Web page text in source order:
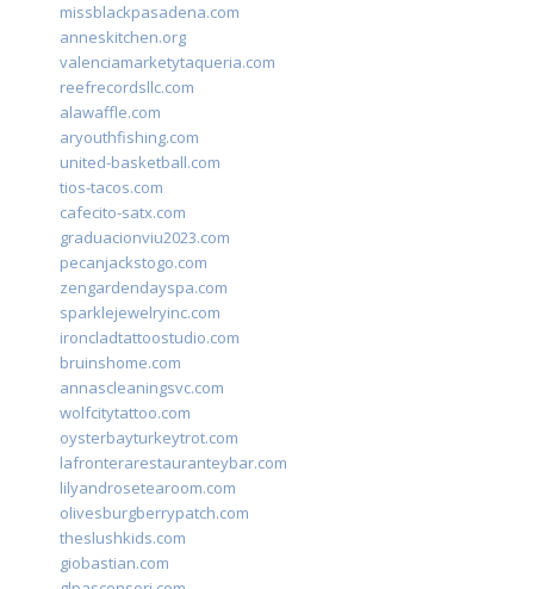
missblackpasadena.com
anneskitchen.org
valenciamarketytaqueria.com
reefrecordsllc.com
alawaffle.com
aryouthfishing.com
united-basketball.com
tios-tacos.com
cafecito-satx.com
graduacionviu2023.com
pecanjackstogo.com
zengardendayspa.com
sparklejewelryinc.com
ironcladtattoostudio.com
bruinshome.com
annascleaningsvc.com
wolfcitytattoo.com
oysterbayturkeytrot.com
lafronterarestauranteybar.com
lilyandrosetearoom.com
olivesburgberrypatch.com
theslushkids.com
giobastian.com